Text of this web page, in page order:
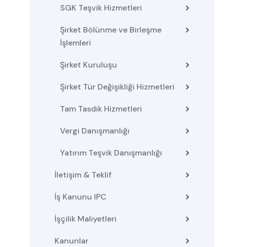
SGK Teşvik Hizmetleri
Şirket Bölünme ve Birleşme
İşlemleri
Şirket Kuruluşu
Şirket Tür Değişikliği Hizmetleri
Tam Tasdik Hizmetleri
Vergi Danışmanlığı
Yatırım Teşvik Danışmanlığı
İletişim & Teklif
İş Kanunu IPC
İşçilik Maliyetleri
Kanunlar